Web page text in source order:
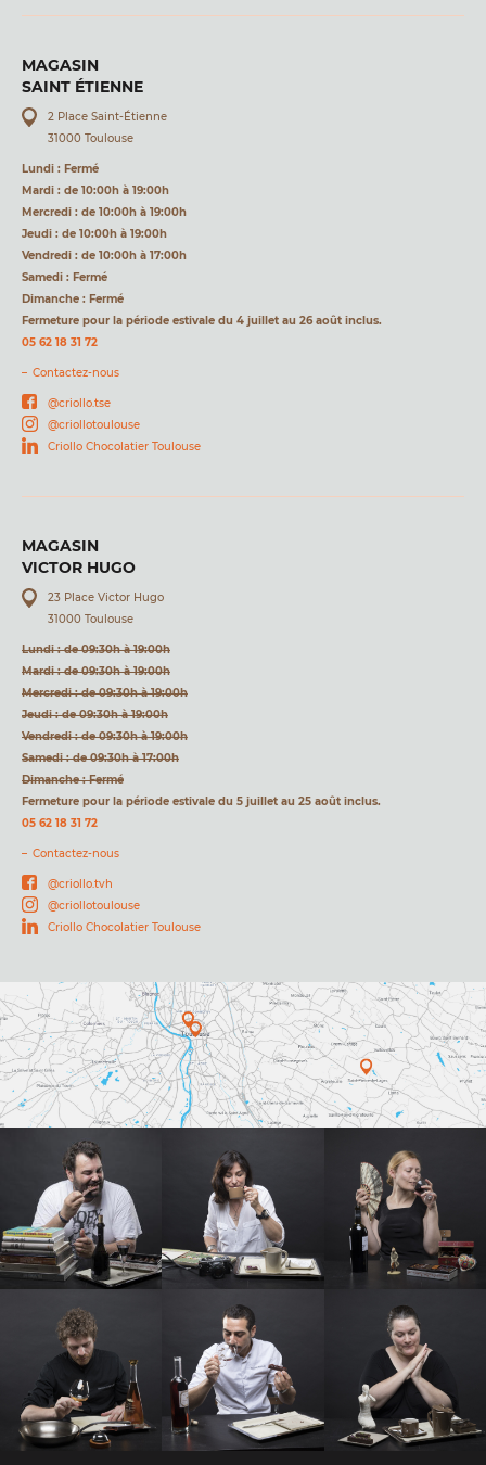
MAGASIN
SAINT ÉTIENNE
2 Place Saint-Étienne
31000 Toulouse
Lundi : Fermé
Mardi : de 10:00h à 19:00h
Mercredi : de 10:00h à 19:00h
Jeudi : de 10:00h à 19:00h
Vendredi : de 10:00h à 17:00h
Samedi : Fermé
Dimanche : Fermé
Fermeture pour la période estivale du 4 juillet au 26 août inclus.
05 62 18 31 72
Contactez-nous
@criollo.tse
@criollotoulouse
Criollo Chocolatier Toulouse
MAGASIN
VICTOR HUGO
23 Place Victor Hugo
31000 Toulouse
Lundi : de 09:30h à 19:00h
Mardi : de 09:30h à 19:00h
Mercredi : de 09:30h à 19:00h
Jeudi : de 09:30h à 19:00h
Vendredi : de 09:30h à 19:00h
Samedi : de 09:30h à 17:00h
Dimanche : Fermé
Fermeture pour la période estivale du 5 juillet au 25 août inclus.
05 62 18 31 72
Contactez-nous
@criollo.tvh
@criollotoulouse
Criollo Chocolatier Toulouse